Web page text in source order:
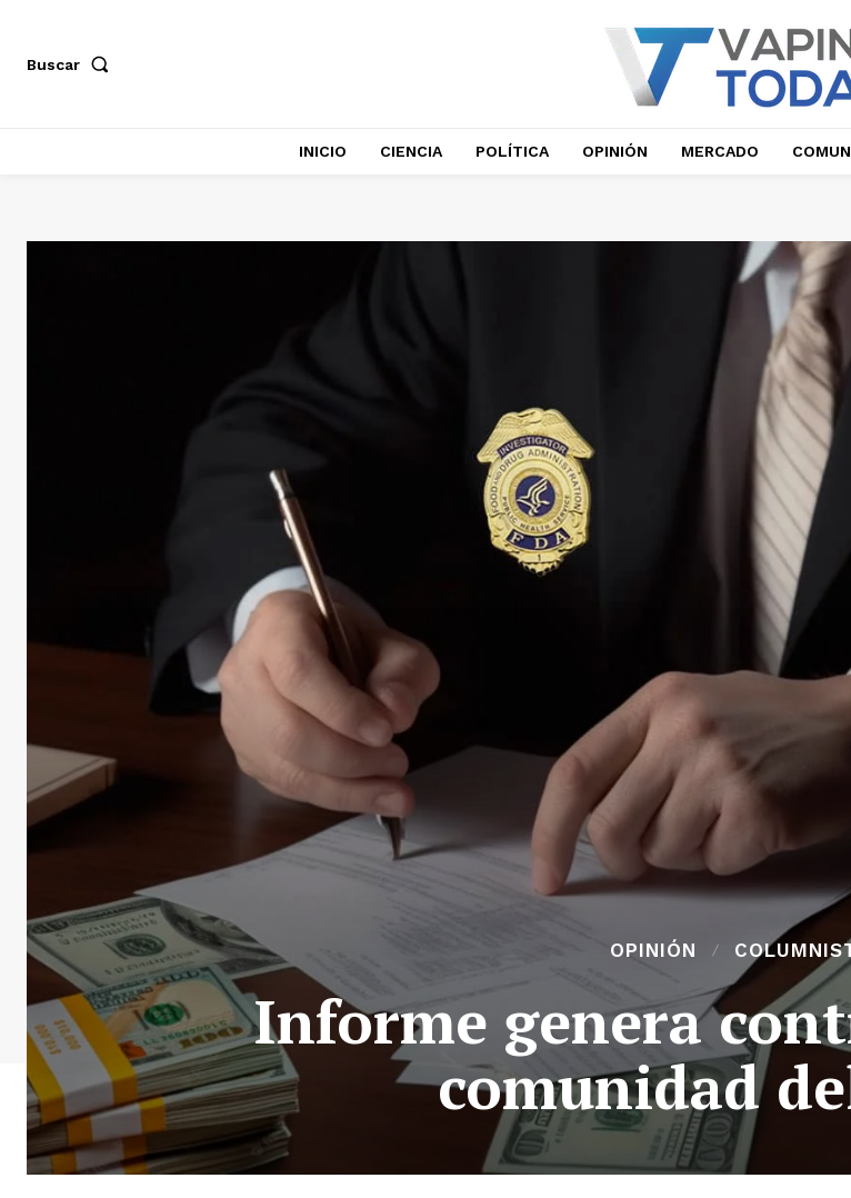
Buscar
INICIO CIENCIA POLÍTICA OPINIÓN MERCADO
OPINIÓN
Informe genera
comunidad